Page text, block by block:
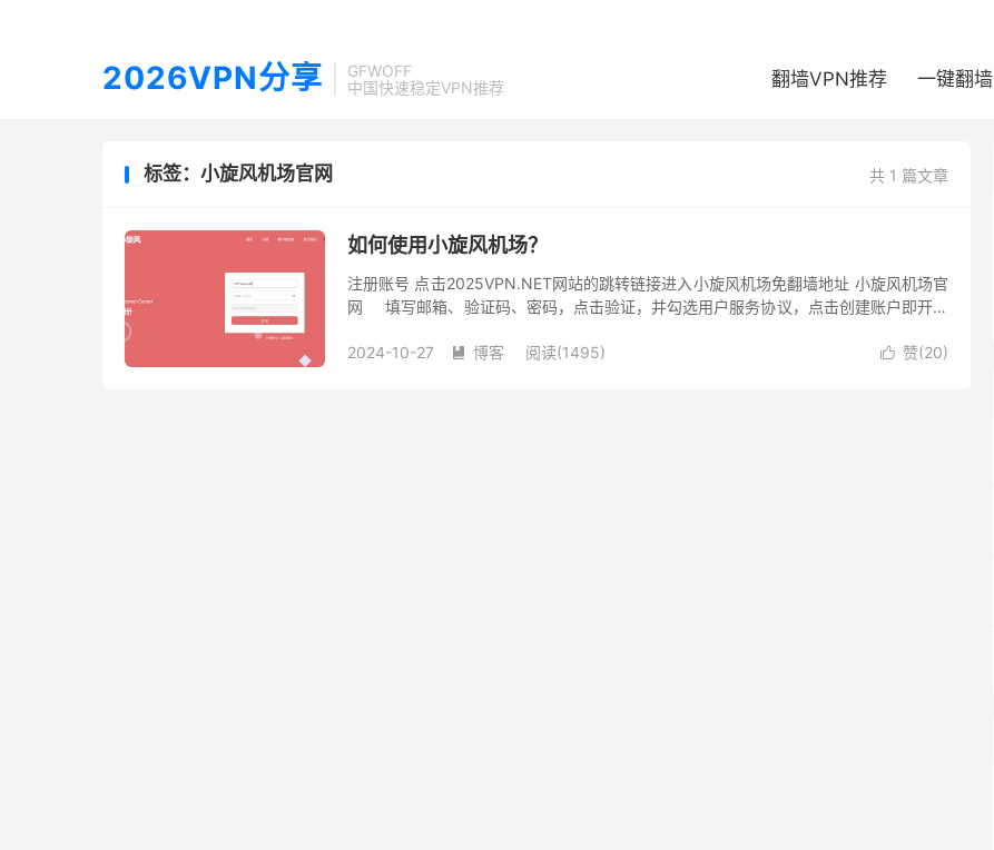
2026VPN分享
GFWOFF
中国快速稳定VPN推荐
翻墙VPN推荐 一键翻墙
共 1 篇文章
标签：小旋风机场官网
如何使用小旋风机场？
注册账号 点击2025VPN.NET网站的跳转链接进入小旋风机场免翻墙地址 小旋风机场官
网 填写邮箱、验证码、密码，点击验证，并勾选用户服务协议，点击创建账户即开始
 赞(20)
2024-10-27  博客 阅读(1495)